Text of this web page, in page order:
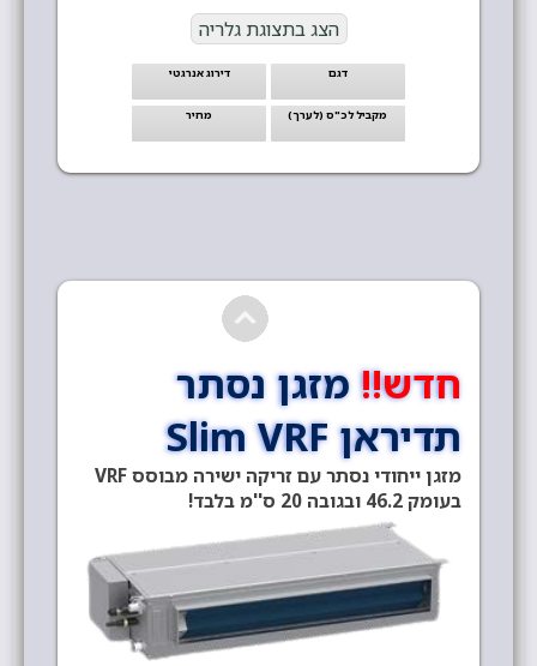
הצג בתצוגת גלריה
דגם דירוג אנרגטי
מקביל לכ"ס (לערך) מחיר
חדש!!מזגן נסתר
תדיראן Slim VRF
מזגן ייחודי נסתר עם זריקה ישירה מבוסס VRF
בעומק 46.2 ובגובה 20 ס''מ בלבד!